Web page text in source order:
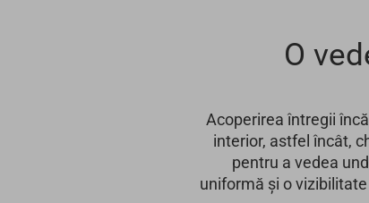
O
Acoperirea întregii
interior, astfel încât,
pentru a vedea
uniformă și o